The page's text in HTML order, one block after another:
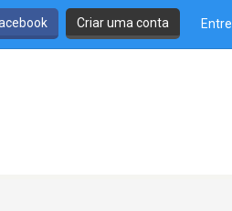
Criar uma conta Entre